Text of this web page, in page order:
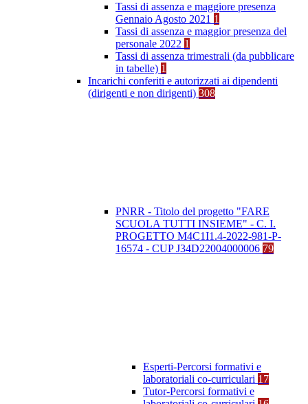
Tassi di assenza e maggiore presenza
Gennaio Agosto 2021 1
Tassi di assenza e maggior presenza del
personale 2022 1
Tassi di assenza trimestrali (da pubblicare
in tabelle) 1
Incarichi conferiti e autorizzati ai dipendenti
(dirigenti e non dirigenti) 308
PNRR - Titolo del progetto "FARE
SCUOLA TUTTI INSIEME" - C. I.
PROGETTO M4C1I1.4-2022-981-P-
16574 - CUP J34D22004000006 79
Esperti-Percorsi formativi e
laboratoriali co-curriculari 17
Tutor-Percorsi formativi e